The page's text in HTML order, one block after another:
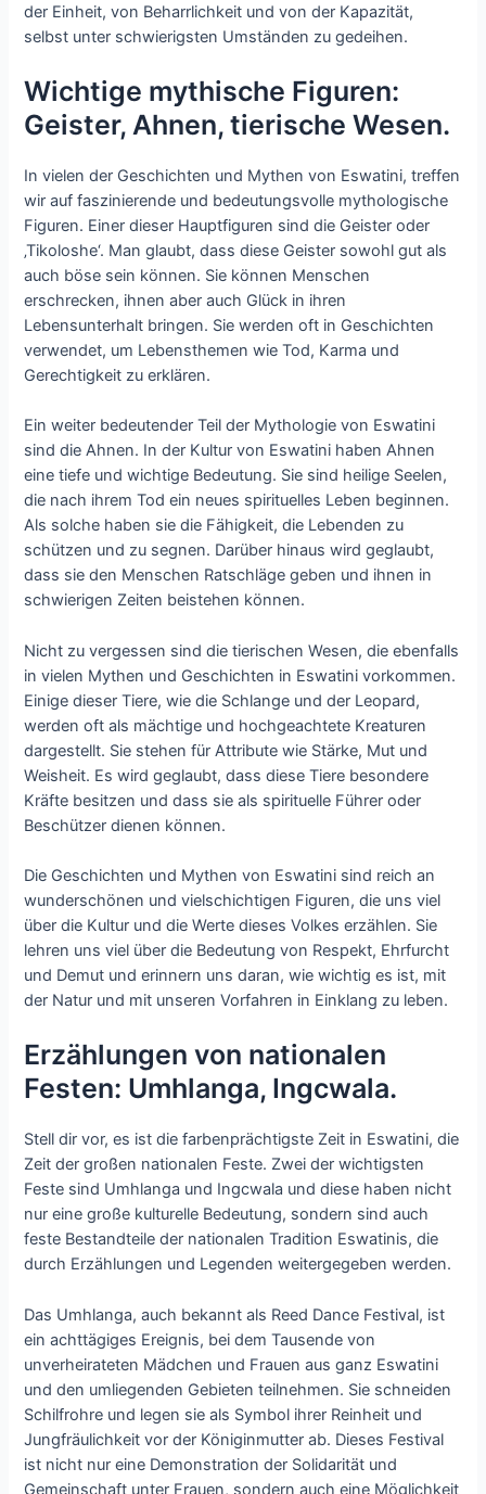
der Einheit, von Beharrlichkeit und von der Kapazität,
selbst unter schwierigsten Umständen zu gedeihen.
Wichtige mythische Figuren:
Geister, Ahnen, tierische Wesen.
In vielen der Geschichten und Mythen von Eswatini, treffen
wir auf faszinierende und bedeutungsvolle mythologische
Figuren. Einer dieser Hauptfiguren sind die Geister oder
‚Tikoloshe‘. Man glaubt, dass diese Geister sowohl gut als
auch böse sein können. Sie können Menschen
erschrecken, ihnen aber auch Glück in ihren
Lebensunterhalt bringen. Sie werden oft in Geschichten
verwendet, um Lebensthemen wie Tod, Karma und
Gerechtigkeit zu erklären.
Ein weiter bedeutender Teil der Mythologie von Eswatini
sind die Ahnen. In der Kultur von Eswatini haben Ahnen
eine tiefe und wichtige Bedeutung. Sie sind heilige Seelen,
die nach ihrem Tod ein neues spirituelles Leben beginnen.
Als solche haben sie die Fähigkeit, die Lebenden zu
schützen und zu segnen. Darüber hinaus wird geglaubt,
dass sie den Menschen Ratschläge geben und ihnen in
schwierigen Zeiten beistehen können.
Nicht zu vergessen sind die tierischen Wesen, die ebenfalls
in vielen Mythen und Geschichten in Eswatini vorkommen.
Einige dieser Tiere, wie die Schlange und der Leopard,
werden oft als mächtige und hochgeachtete Kreaturen
dargestellt. Sie stehen für Attribute wie Stärke, Mut und
Weisheit. Es wird geglaubt, dass diese Tiere besondere
Kräfte besitzen und dass sie als spirituelle Führer oder
Beschützer dienen können.
Die Geschichten und Mythen von Eswatini sind reich an
wunderschönen und vielschichtigen Figuren, die uns viel
über die Kultur und die Werte dieses Volkes erzählen. Sie
lehren uns viel über die Bedeutung von Respekt, Ehrfurcht
und Demut und erinnern uns daran, wie wichtig es ist, mit
der Natur und mit unseren Vorfahren in Einklang zu leben.
Erzählungen von nationalen
Festen: Umhlanga, Ingcwala.
Stell dir vor, es ist die farbenprächtigste Zeit in Eswatini, die
Zeit der großen nationalen Feste. Zwei der wichtigsten
Feste sind Umhlanga und Ingcwala und diese haben nicht
nur eine große kulturelle Bedeutung, sondern sind auch
feste Bestandteile der nationalen Tradition Eswatinis, die
durch Erzählungen und Legenden weitergegeben werden.
Das Umhlanga, auch bekannt als Reed Dance Festival, ist
ein achttägiges Ereignis, bei dem Tausende von
unverheirateten Mädchen und Frauen aus ganz Eswatini
und den umliegenden Gebieten teilnehmen. Sie schneiden
Schilfrohre und legen sie als Symbol ihrer Reinheit und
Jungfräulichkeit vor der Königinmutter ab. Dieses Festival
ist nicht nur eine Demonstration der Solidarität und
Gemeinschaft unter Frauen, sondern auch eine Möglichkeit